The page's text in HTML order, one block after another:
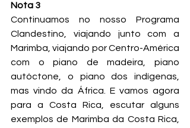
Nota 3
Continuamos no nosso Programa
Clandestino, viajando junto com a
Marimba, viajando por Centro-América
com o piano de madeira, piano
autóctone, o piano dos indígenas,
mas vindo da África. E vamos agora
para a Costa Rica, escutar alguns
exemplos de Marimba da Costa Rica,